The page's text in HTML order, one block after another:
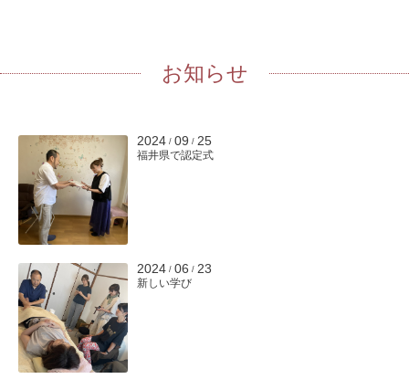
お知らせ
2024 / 09 / 25
福井県で認定式
2024 / 06 / 23
新しい学び